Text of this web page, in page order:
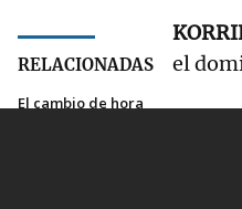
RELACIONADAS
El cambio de hora
el